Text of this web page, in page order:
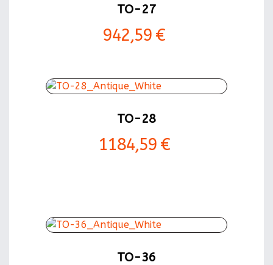
TO-27
942,59 €
TO-28
1184,59 €
TO-36